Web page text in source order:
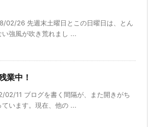
02/26 先週末土曜日とこの日曜日は、とん
い強風が吹き荒れまし ...
業中！
02/11 ブログを書く間隔が、また開きがち
ています。現在、他の ...